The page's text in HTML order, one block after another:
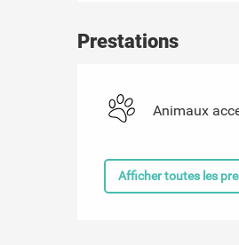
Prestations
Animaux
Afficher toutes les